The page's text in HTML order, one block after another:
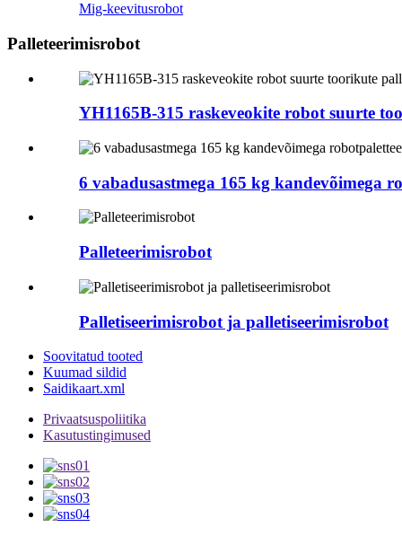
Mig-keevitusrobot
Palleteerimisrobot
YH1165B-315 raskeveokite robot suurte
6 vabadusastmega 165 kg kandevõimega
Palleteerimisrobot
Palletiseerimisrobot ja palletiseerimisrobot
Soovitatud tooted
Kuumad sildid
Saidikaart.xml
Privaatsuspoliitika
Kasutustingimused